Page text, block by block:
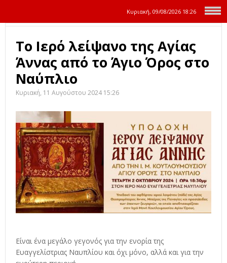
Κυριακή, 09/08/2026 18:26
Το Ιερό λείψανο της Αγίας
Άννας από το Άγιο Όρος στο
Ναύπλιο
Κυριακή, 11 Αυγούστου 2024 15:26
Είναι ένα μεγάλο γεγονός για την ενορία της
Ευαγγελίστριας Ναυπλίου και όχι μόνο, αλλά και για την